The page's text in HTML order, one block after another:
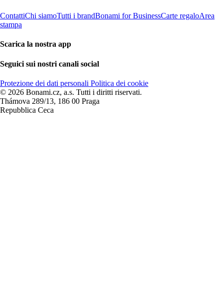
ContattiChi siamoTutti i brandBonami for BusinessCarte regaloArea
stampa
Scarica la nostra app
Seguici sui nostri canali social
Protezione dei dati personali Politica dei cookie
© 2026 Bonami.cz, a.s. Tutti i diritti riservati.
Thámova 289/13, 186 00 Praga
Repubblica Ceca